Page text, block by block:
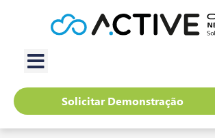
Solicitar Demonstração